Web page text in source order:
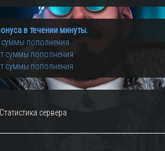
в течении минуты.
суммы пополнения
суммы пополнения
суммы пополнения
Статистика сервера